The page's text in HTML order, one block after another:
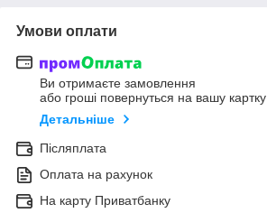
Умови оплати
Ви отримаєте замовлення
або гроші повернуться на вашу картку
Детальніше
Післяплата
Оплата на рахунок
На карту Приватбанку